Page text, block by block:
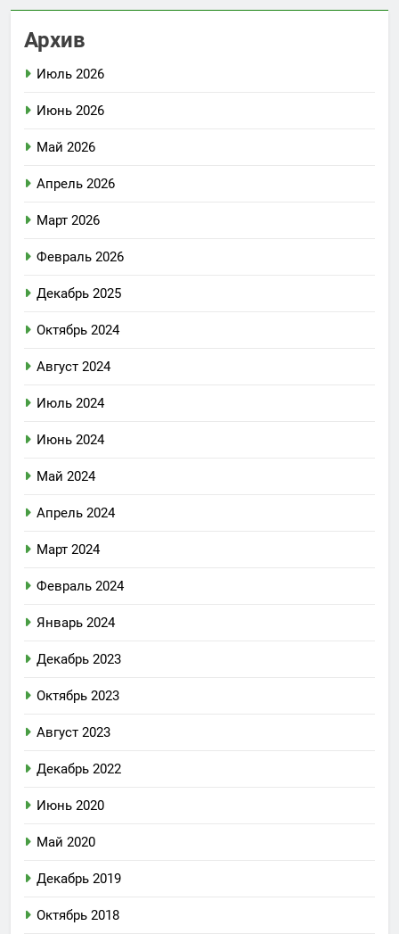
Архив
Июль 2026
Июнь 2026
Май 2026
Апрель 2026
Март 2026
Февраль 2026
Декабрь 2025
Октябрь 2024
Август 2024
Июль 2024
Июнь 2024
Май 2024
Апрель 2024
Март 2024
Февраль 2024
Январь 2024
Декабрь 2023
Октябрь 2023
Август 2023
Декабрь 2022
Июнь 2020
Май 2020
Декабрь 2019
Октябрь 2018